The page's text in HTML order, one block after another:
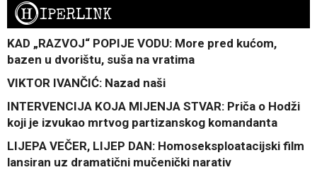
HIPERLINK
KAD „RAZVOJ“ POPIJE VODU: More pred kućom,
bazen u dvorištu, suša na vratima
VIKTOR IVANČIĆ: Nazad naši
INTERVENCIJA KOJA MIJENJA STVAR: Priča o Hodži
koji je izvukao mrtvog partizanskog komandanta
LIJEPA VEČER, LIJEP DAN: Homoseksploatacijski film
lansiran uz dramatični mučenički narativ